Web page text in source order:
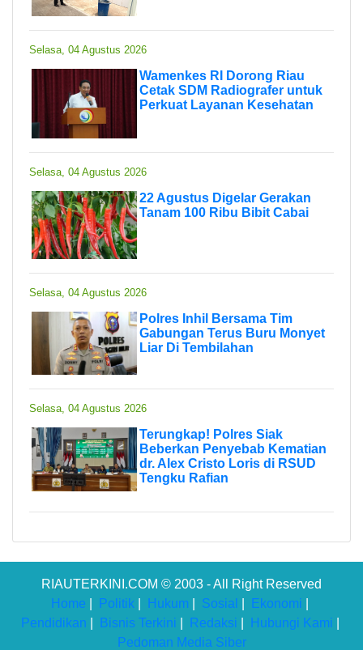
Selasa, 04 Agustus 2026
Wamenkes RI Dorong Riau
Cetak SDM Radiografer untuk
Perkuat Layanan Kesehatan
Selasa, 04 Agustus 2026
22 Agustus Digelar Gerakan
Tanam 100 Ribu Bibit Cabai
Selasa, 04 Agustus 2026
Polres Inhil Bersama Tim
Gabungan Terus Buru Monyet
Liar Di Tembilahan
Selasa, 04 Agustus 2026
Terungkap! Polres Siak
Beberkan Penyebab Kematian
dr. Alex Cristo Loris di RSUD
Tengku Rafian
RIAUTERKINI.COM © 2003 - All Right Reserved
Home
Politik Hukum Sosial Ekonomi
Pendidikan
Bisnis Terkini Redaksi Hubungi Kami
Pedoman Media Siber